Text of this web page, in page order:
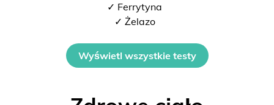
✓ Ferrytyna
✓ Żelazo
Wyświetl wszystkie testy